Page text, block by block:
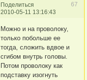
Поделиться
67
2010-05-11 13:16:43
Можно и на проволоку,
только побольше ее
тогда, сложить вдвое и
сгибом внутрь головы.
Потом проволоку как
подставку изогнуть